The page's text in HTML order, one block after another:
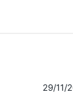
29/11/